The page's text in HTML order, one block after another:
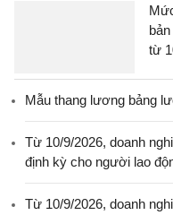
từ
Mẫu thang lương bảng
Từ 10/9/2026, doanh
định kỳ cho người lao
Từ 10/9/2026, doanh